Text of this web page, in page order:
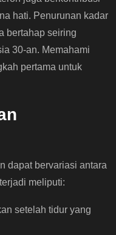
hati. Penurunan kadar
bertahap seiring
30-an. Memahami
pertama untuk
dapat bervariasi antara
meliputi:
setelah tidur yang